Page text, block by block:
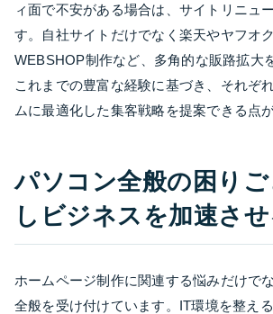
ィ面で不安がある場合は、サイトリニュ
す。自社サイトだけでなく楽天やヤフオ
WEBSHOP制作など、多角的な販路拡大
これまでの豊富な経験に基づき、それぞ
ムに最適化した集客戦略を提案できる点
パソコン全般の困り
しビジネスを加速させ
ホームページ制作に関連する悩みだけで
全般を受け付けています。IT環境を整え